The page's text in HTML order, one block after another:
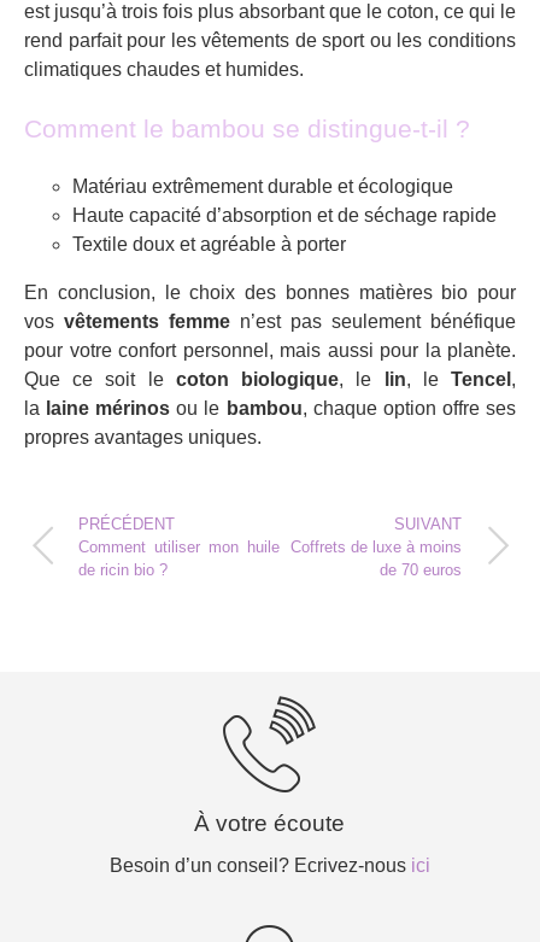
est jusqu’à trois fois plus absorbant que le coton, ce qui le
rend parfait pour les vêtements de sport ou les conditions
climatiques chaudes et humides.
Comment le bambou se distingue-t-il ?
Matériau extrêmement durable et écologique
Haute capacité d’absorption et de séchage rapide
Textile doux et agréable à porter
En conclusion, le choix des bonnes matières bio pour
vos vêtements femme n’est pas seulement bénéfique
pour votre confort personnel, mais aussi pour la planète.
Que ce soit le coton biologique, le lin, leTencel ,
la laine mérinos ou le bambou, chaque option offre ses
propres avantages uniques.
PRÉCÉDENT
Comment utiliser mon huile
de ricin bio ?
SUIVANT
Coffrets de luxe à moins
de 70 euros
À votre écoute
Besoin d’un conseil? Ecrivez-nous ici